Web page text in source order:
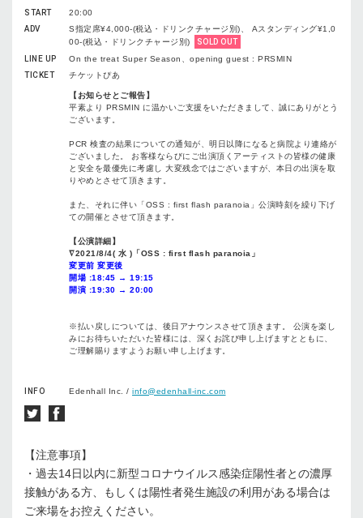
START
20:00
ADV
S指定席¥4,000-(税込・ドリンクチャージ別)、 Aスタンディング¥1,0
00-(税込・ドリンクチャージ別)
SOLD OUT
LINE UP
On the treat Super Season、 opening guest : PRSMIN
TICKET
チケットぴあ
【お知らせとご報告】
平素より PRSMIN に温かいご支援をいただきまして、誠にありがとう
ございます。
PCR 検査の結果についての通知が、明日以降になると病院より連絡が
ございました。 お客様ならびにご出演頂くアーティストの皆様の健康
と安全を最優先に考慮し 大変残念ではございますが、本日の出演を取
りやめとさせて頂きます。
また、それに伴い「OSS : first flash paranoia」公演時刻を繰り下げ
ての開催とさせて頂きます。
【公演詳細】
∇2021/8/4( 水 )「OSS : first flash paranoia」
変更前 変更後
開場 :18:45 → 19:15
開演 :19:30 → 20:00
※払い戻しについては、後日アナウンスさせて頂きます。 公演を楽し
みにお待ちいただいた皆様には、深くお詫び申し上げますとともに、
ご理解賜りますようお願い申し上げます。
INFO Edenhall Inc. / info@edenhall-inc.com
【注意事項】
・過去14日以内に新型コロナウイルス感染症陽性者との濃厚
接触がある方、もしくは陽性者発生施設の利用がある場合は
ご来場をお控えください。